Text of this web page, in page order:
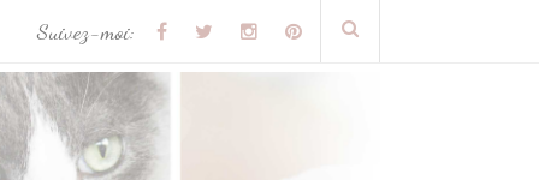
Suivez-moi: